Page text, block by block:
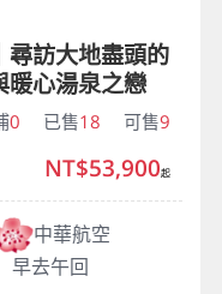
尋訪大地盡頭的
暖心湯泉之戀
0 已售18 可售9
中華航空
早去午回
NT$53,900起